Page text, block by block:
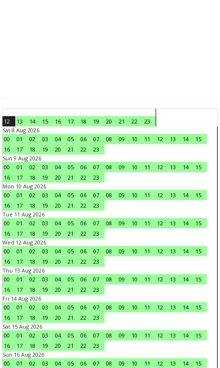
12 13 14 15 16 17 18 19 20 21 22
23
Sat 8 Aug 2026
00
01 02 03 04 05 06 07 08 09 10 11 12 13 14
15
16
17 18 19 20 21 22
23
Sun 9 Aug 2026
00
01 02 03 04 05 06 07 08 09 10 11 12 13 14
15
16
17 18 19 20 21 22
23
Mon 10 Aug 2026
00
01 02 03 04 05 06 07 08 09 10 11 12 13 14
15
16
17 18 19 20 21 22
23
Tue 11 Aug 2026
00
01 02 03 04 05 06 07 08 09 10 11 12 13 14
15
16
17 18 19 20 21 22
23
Wed 12 Aug 2026
00
01 02 03 04 05 06 07 08 09 10 11 12 13 14
15
16
17 18 19 20 21 22
23
Thu 13 Aug 2026
00
01 02 03 04 05 06 07 08 09 10 11 12 13 14
15
16
17 18 19 20 21 22
23
Fri 14 Aug 2026
00
01 02 03 04 05 06 07 08 09 10 11 12 13 14
15
16
17 18 19 20 21 22
23
Sat 15 Aug 2026
00
01 02 03 04 05 06 07 08 09 10 11 12 13 14
15
16
17 18 19 20 21 22
23
Sun 16 Aug 2026
00
01 02 03 04 05 06 07 08 09 10 11 12 13 14 15